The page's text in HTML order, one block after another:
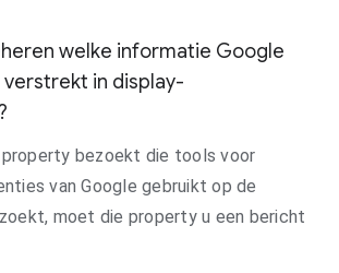
welke informatie Google
in display-
property bezoekt die tools voor
van Google gebruikt op de
moet die property u een bericht